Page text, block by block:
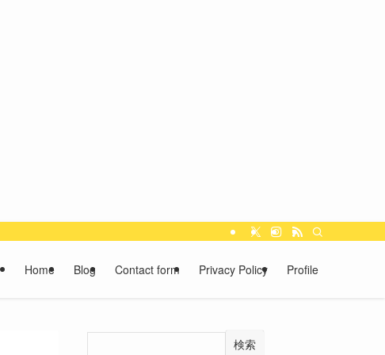
Home Blog Contact form Privacy Policy Profile
検索